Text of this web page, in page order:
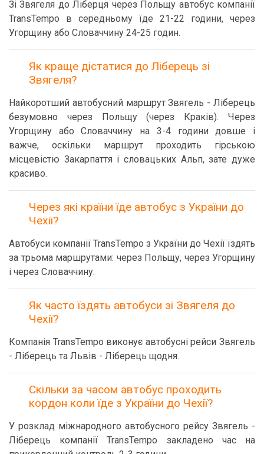
Зі Звягеля до Ліберця через Польщу автобус компанії
TransTempo в середньому їде 21-22 години, через
Угорщину або Словаччину 24-25 годин.
Як краще дістатися до Ліберець зі
Звягеля?
Найкоротший автобусний маршрут Звягель - Ліберець
безумовно через Польщу (через Краків). Через
Угорщину або Словаччину на 3-4 години довше і
важче, оскільки маршрут проходить гірською
місцевістю Закарпаття і словацьких Альп, зате дуже
красиво.
Через які країни їде автобус з України до
Чехії?
Автобуси компанії TransTempo з України до Чехії їздять
за трьома маршрутами: через Польщу, через Угорщину
і через Словаччину.
Як часто їздять автобуси зі Звягеля до
Чехії?
Компанія TransTempo виконує автобусні рейси Звягель
- Ліберець та Львів - Ліберець щодня.
Скільки за часом автобус проходить
кордон коли їде з України до Чехії?
У розклад міжнародного автобусного рейсу Звягель -
Ліберець компанії TransTempo закладено час на